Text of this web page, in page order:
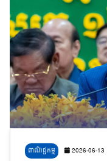
ពាណិជ្ជកម្ម 2026-06-13